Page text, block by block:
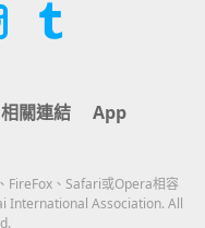
源道德觀：摘自《聖
相關連結 App
FireFox、Safari或Opera相容
International Association. All